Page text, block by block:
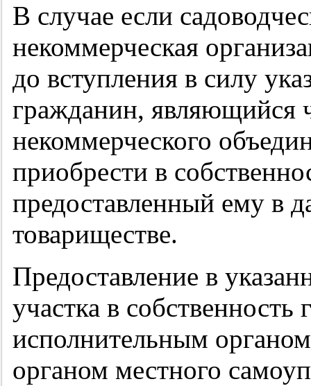
В случае если
некоммерческая
до вступления в силу
гражданин, являющийся
некоммерческого
приобрести в
предоставленный ему в
товариществе.
Предоставление в
участка в
исполнительным
органом местного